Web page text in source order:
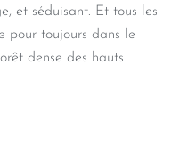
et séduisant. Et tous les
pour toujours dans le
dense des hauts